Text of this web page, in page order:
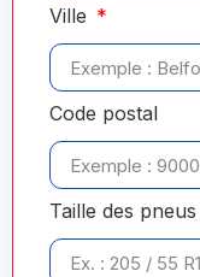
Ville
Code postal
Taille des pneus